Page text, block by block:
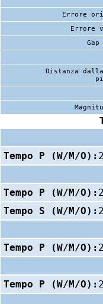
Errore
Errore
Distanza
Tempo P (W/M/O):
Tempo P (W/M/O):
Tempo S (W/M/O):
Tempo P (W/M/O):
Tempo P (W/M/O):